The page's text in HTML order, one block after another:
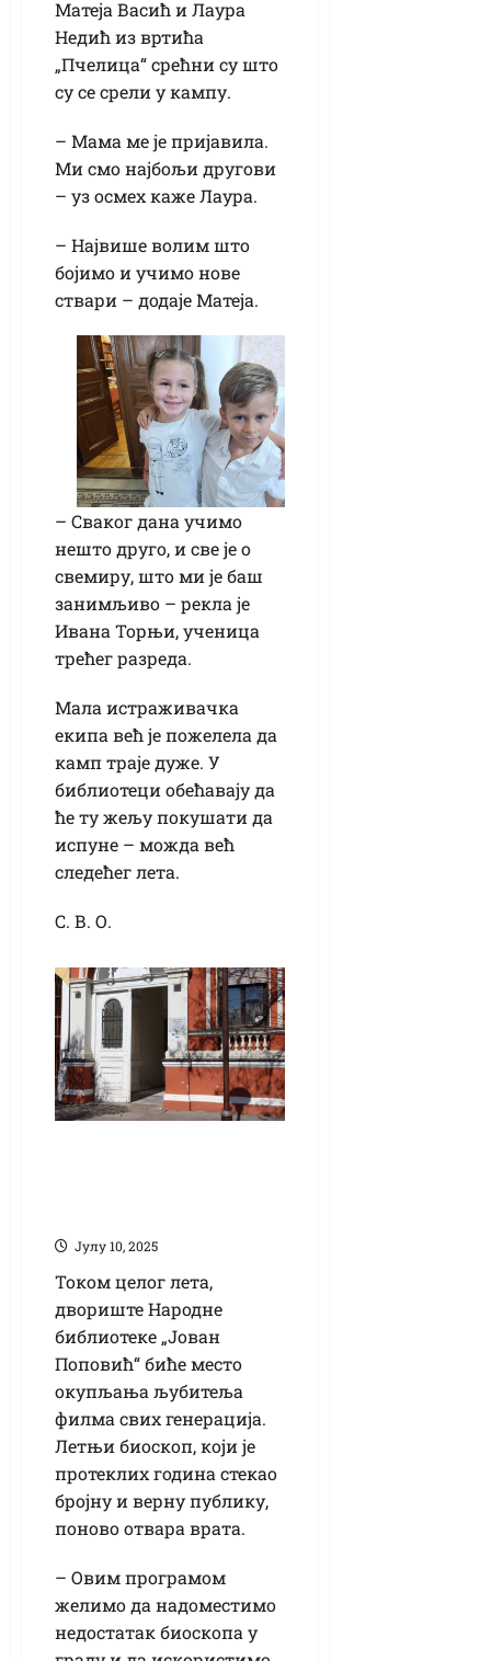
Матеја Васић и Лаура
Недић из вртића
„Пчелица“ срећни су што
су се срели у кампу.
– Мама ме је пријавила.
Ми смо најбољи другови
– уз осмех каже Лаура.
– Највише волим што
бојимо и учимо нове
ствари – додаје Матеја.
– Сваког дана учимо
нешто друго, и све је о
свемиру, што ми је баш
занимљиво – рекла је
Ивана Торњи, ученица
трећег разреда.
Мала истраживачка
екипа већ је пожелела да
камп траје дуже. У
библиотеци обећавају да
ће ту жељу покушати да
испуне – можда већ
следећег лета.
С. В. О.
Јулy 10, 2025
Током целог лета,
двориште Народне
библиотеке „Јован
Поповић“ биће место
окупљања љубитеља
филма свих генерација.
Летњи биоскоп, који је
протеклих година стекао
бројну и верну публику,
поново отвара врата.
– Овим програмом
желимо да надоместимо
недостатак биоскопа у